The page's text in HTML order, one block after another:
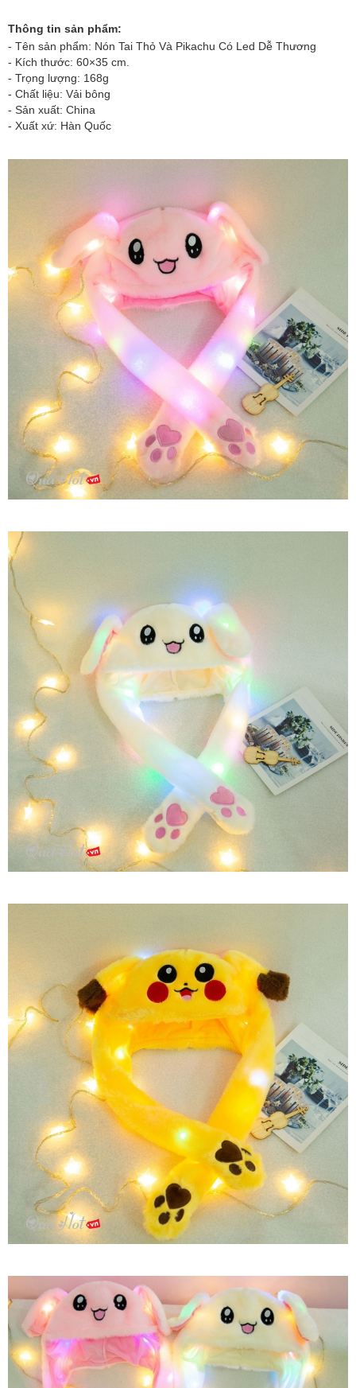
Thông tin sản phẩm:
- Tên sản phẩm: Nón Tai Thỏ Và Pikachu Có Led Dễ Thương
​- Kích thước: 60×35 cm.
- Trọng lượng: 168g
- Chất liệu: Vải bông
- Sản xuất: China
- Xuất xứ: Hàn Quốc